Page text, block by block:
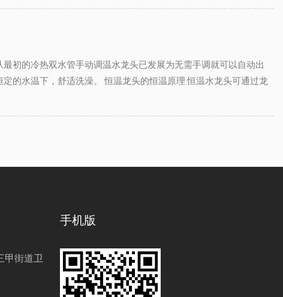
初的冷热双水管手动调温水龙头已发展为无需手调就可以自动出
的水温下，舒适洗澡。 恒温龙头的恒温原理 恒温水龙头可通过龙
甲街道卫
手机版